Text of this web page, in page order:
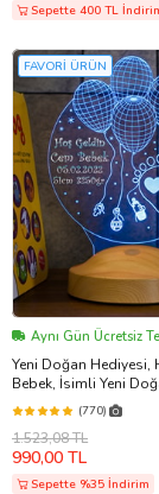
Sepette 400 TL
FAVORİ ÜRÜN
Aynı Gün Ücretsiz
Yeni Doğan Hediyesi,
Bebek, İsimli Yeni
Hediyesi, Kişiye Özel
Lamba
(770)
1.523,08 TL
990,00 TL
Sepette %35 İndirim